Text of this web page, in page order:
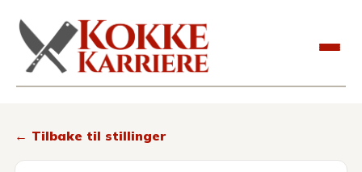
Kokkekarriere
← Tilbake til stillinger